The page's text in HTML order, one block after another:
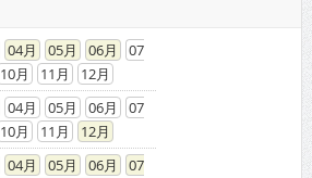
04 05 06
07
10 11
12
04 05 06
07
10 11
12
04 05 06
07